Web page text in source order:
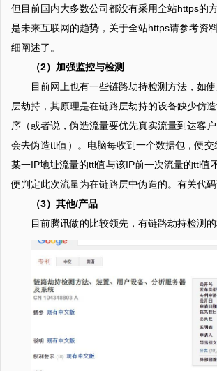
但目前国内大多数公司都没有采用全站https的
是未来互联网的趋势，关于全站https请参考资
细阐述了。
（2）加强监控与检测
目前网上也有一些链路劫持检测方法，如
层劫持，其原理是在链路层劫持的设备缺少仿
序（或者说，伪造流量要优先真实流量到达客
会去伪造ttl值）。电脑每收到一个数据包，便
某一IP地址流量的ttl值与该IP前一次流量的ttl值
便判定此次流量为在链路层中伪造的。有关代码
（3）其他/产品
目前腾讯做的比较领先，有链路劫持检测的